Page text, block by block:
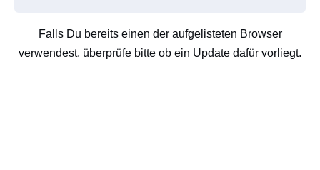
Falls Du bereits einen der aufgelisteten Browser
verwendest, überprüfe bitte ob ein Update dafür vorliegt.